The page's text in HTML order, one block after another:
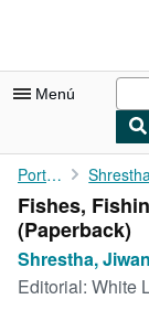
Pasar al
Menú
Mi cuenta
Consultar mis
Cerrar sesión
Búsqueda
Portada
Fishes,
(Paperback)
Shrestha, Jiwan
Editorial: White